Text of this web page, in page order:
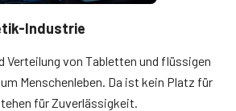
Industrie
Verteilung von Tabletten und flüssigen
Menschenleben. Da ist kein Platz für
für Zuverlässigkeit.